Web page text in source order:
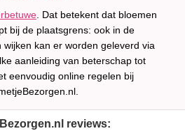
. Dat betekent dat bloemen
bij de plaatsgrens: ook in de
kan er worden geleverd via
aanleiding van beterschap tot
eenvoudig online regelen bij
reviews: